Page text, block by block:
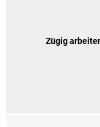
Zügig